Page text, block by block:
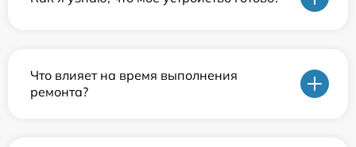
Что влияет на время выполнения
ремонта?